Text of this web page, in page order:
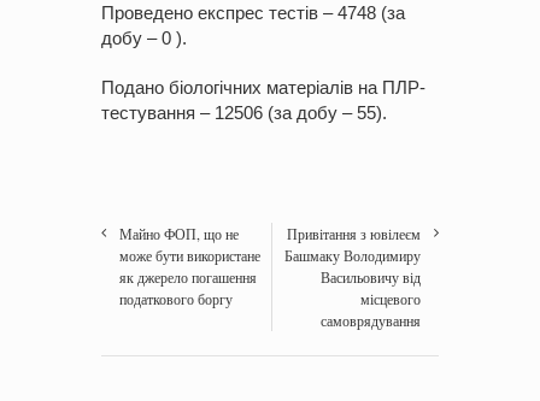
Проведено експрес тестів – 4748 (за
добу – 0 ).
Подано біологічних матеріалів на ПЛР-
тестування – 12506 (за добу – 55).
Майно ФОП, що не
може бути використане
як джерело погашення
податкового боргу
Привітання з ювілеєм
Башмаку Володимиру
Васильовичу від
місцевого
самоврядування